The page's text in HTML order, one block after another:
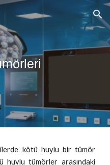
Skip to navigation
kötü huylu bir tümör
huylu tümörler arasındaki